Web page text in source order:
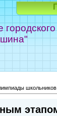
школьников